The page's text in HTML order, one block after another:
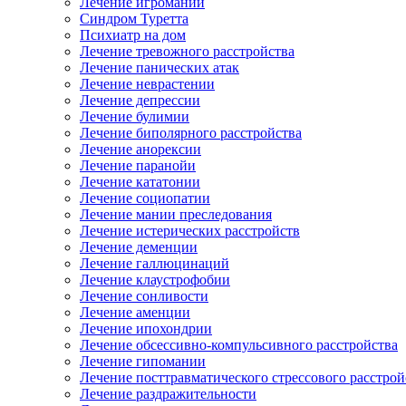
Синдром Туретта
Психиатр на дом
Лечение тревожного расстройства
Лечение панических атак
Лечение неврастении
Лечение депрессии
Лечение булимии
Лечение биполярного расстройства
Лечение анорексии
Лечение паранойи
Лечение кататонии
Лечение социопатии
Лечение мании преследования
Лечение истерических расстройств
Лечение деменции
Лечение галлюцинаций
Лечение клаустрофобии
Лечение сонливости
Лечение аменции
Лечение ипохондрии
Лечение обсессивно-компульсивного расстройства
Лечение гипомании
Лечение посттравматического стрессового
Лечение раздражительности